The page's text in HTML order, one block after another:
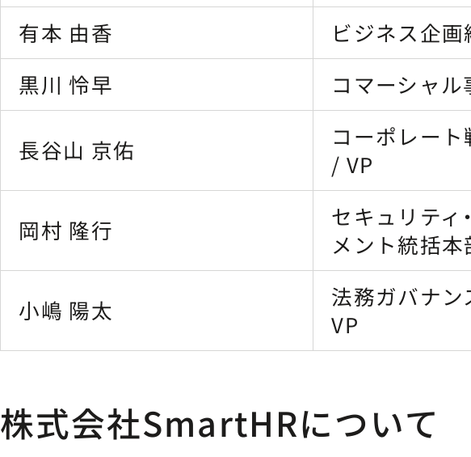
有本 由香
ビジネス企
黒川 怜早
コマーシャ
長谷山 京佑
コーポレー
/ VP
岡村 隆行
セキュリティ
メント統括本
小嶋 陽太
法務ガバナ
VP
株式会社SmartHRについて